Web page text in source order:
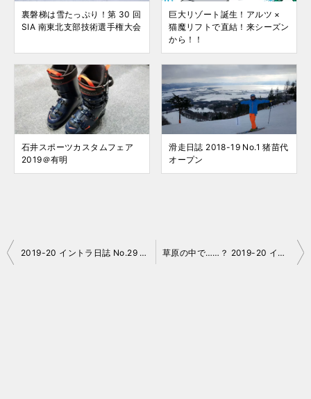
裏磐梯は雪たっぷり！第 30 回
SIA 南東北支部技術選手権大会
巨大リゾート誕生！アルツ ×
猫魔リフトで直結！来シーズン
から！！
石井スポーツカスタムフェア
2019＠有明
滑走日誌 2018-19 No.1 猪苗代
オープン
投
2019-20 イントラ日誌 No.29 猪苗代リゾート 草原の中で……？ 2019-20 イントラ日誌 No.31 猪苗代リゾート